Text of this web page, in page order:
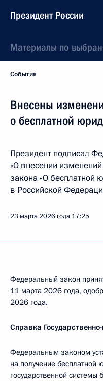
Президент России
Материалы по
События
Внесены
о бесплатной
Президент подписал
«О внесении
закона «О бесплатной
в Российской
23 марта 2026 года 17:25
Федеральный закон
11 марта 2026 года,
2026 года.
Справка
Федеральным законом
на получение
государственной